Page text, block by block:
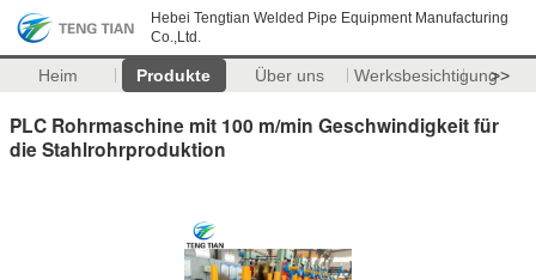
Hebei Tengtian Welded Pipe Equipment Manufacturing
Co.,Ltd.
Heim Produkte Über uns Werksbesichtigung>>
PLC Rohrmaschine mit 100 m/min Geschwindigkeit für
die Stahlrohrproduktion